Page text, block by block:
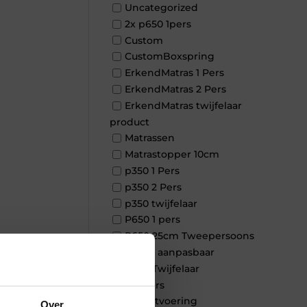
Uncategorized
2x p650 1pers
Custom
CustomBoxspring
ErkendMatras 1 Pers
ErkendMatras 2 Pers
ErkendMatras twijfelaar
product
Matrassen
Matrastopper 10cm
p350 1 Pers
p350 2 Pers
p350 twijfelaar
P650 1 pers
P650 25cm Tweepersoons
een kern aanpasbaar
P650 Twijfelaar
Toppers
Maatvoering